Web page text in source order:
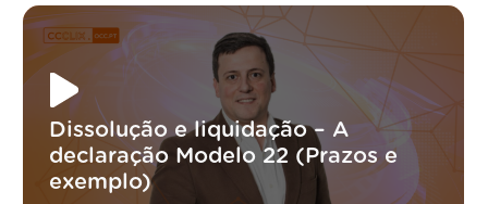
Dissolução e liquidação – A
declaração Modelo 22 (Prazos e
exemplo)